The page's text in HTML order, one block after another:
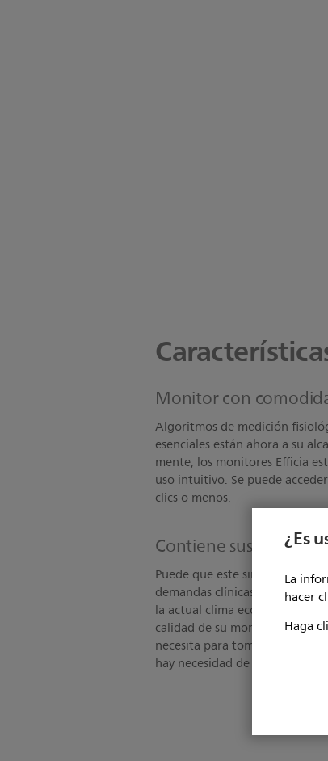
¿Es
La
hacer
Haga
Monitor con
Algoritmos de medición
esenciales están ahora a su
mente, los monitores Efficia
uso intuitivo. Se puede
clics o menos.
Contiene sus costos,
Puede que este sintiendo la
demandas clínicas con un
la actual clima económico. De
calidad de su monitorización
necesita para tomar
hay necesidad de una